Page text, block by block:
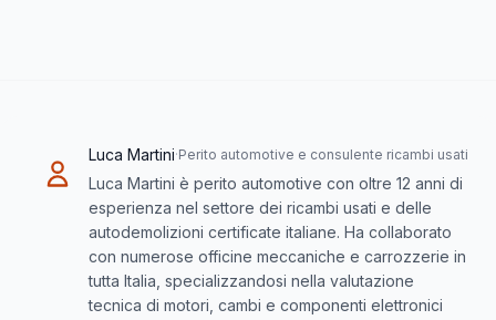
Luca Martini·Perito automotive e consulente ricambi usati
Luca Martini è perito automotive con oltre 12 anni di
esperienza nel settore dei ricambi usati e delle
autodemolizioni certificate italiane. Ha collaborato
con numerose officine meccaniche e carrozzerie in
tutta Italia, specializzandosi nella valutazione
tecnica di motori, cambi e componenti elettronici